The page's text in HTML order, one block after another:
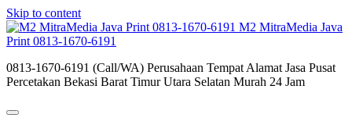
Skip to content
M2 MitraMedia Java
Print 0813-1670-6191
0813-1670-6191 (Call/WA) Perusahaan Tempat Alamat Jasa Pusat
Percetakan Bekasi Barat Timur Utara Selatan Murah 24 Jam